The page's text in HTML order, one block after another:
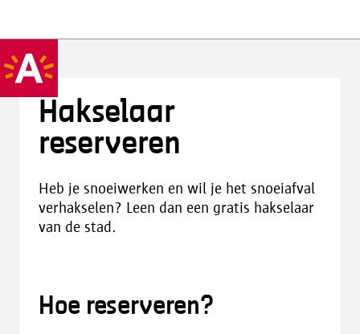
Hakselaar
reserveren
Heb je snoeiwerken en wil je het snoeiafval
verhakselen? Leen dan een gratis hakselaar
van de stad.
Hoe reserveren?